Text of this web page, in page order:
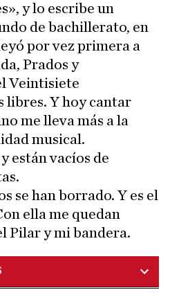
y lo escribe un
de bachillerato, en
por vez primera a
Prados y
Veintisiete
libres. Y hoy cantar
me lleva más a la
musical.
están vacíos de
se han borrado. Y es el
ella me quedan
Pilar y mi bandera.